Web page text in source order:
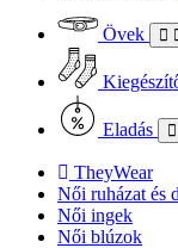
Övek
Eladás
TheyWear
Női ruházat és
Női ingek
Női blúzok